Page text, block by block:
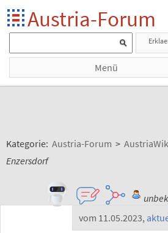
Austria-Forum
Menü
Kategorie: Austria-Forum >
Enzersdorf
vom 11.05.2023,